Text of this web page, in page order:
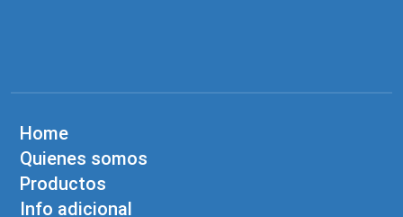
Home
Quienes somos
Productos
Info adicional